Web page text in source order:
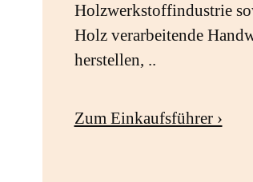
Holzwerkstoffindustrie
Holz verarbeitende
herstellen, ..
Zum Einkaufsführer ›